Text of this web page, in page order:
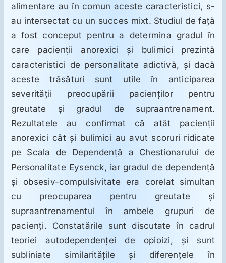
Psihoterapie
Proză utilă
alimentare au în comun aceste caracteristici, s-
au intersectat cu un succes mixt. Studiul de faţă
a fost conceput pentru a determina gradul în
care pacienţii anorexici şi bulimici prezintă
caracteristici de personalitate adictivă, şi dacă
aceste trăsături sunt utile în anticiparea
severităţii preocupării pacienţilor pentru
greutate şi gradul de supraantrenament.
Rezultatele au confirmat că atât pacienţii
anorexici cât şi bulimici au avut scoruri ridicate
pe Scala de Dependenţă a Chestionarului de
Personalitate Eysenck, iar gradul de dependenţă
şi obsesiv-compulsivitate era corelat simultan
cu preocuparea pentru greutate şi
supraantrenamentul în ambele grupuri de
pacienţi. Constatările sunt discutate în cadrul
teoriei autodependenţei de opioizi, şi sunt
subliniate similarităţile şi diferenţele în